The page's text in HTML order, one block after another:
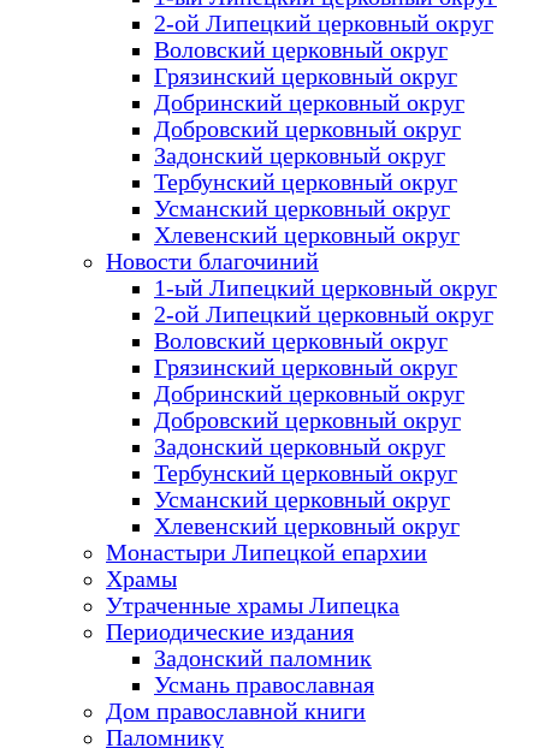
2-ой Липецкий церковный округ
Воловский церковный округ
Грязинский церковный округ
Добринский церковный округ
Добровский церковный округ
Задонский церковный округ
Тербунский церковный округ
Усманский церковный округ
Хлевенский церковный округ
Новости благочиний
1-ый Липецкий церковный округ
2-ой Липецкий церковный округ
Воловский церковный округ
Грязинский церковный округ
Добринский церковный округ
Добровский церковный округ
Задонский церковный округ
Тербунский церковный округ
Усманский церковный округ
Хлевенский церковный округ
Монастыри Липецкой епархии
Храмы
Утраченные храмы Липецка
Периодические издания
Задонский паломник
Усмань православная
Дом православной книги
Паломнику